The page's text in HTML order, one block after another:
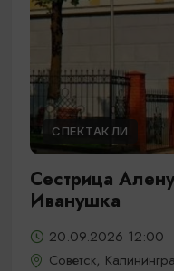
СПЕКТАКЛИ
Сестрица
Иванушка
20.09.2026 12:00
Советск,